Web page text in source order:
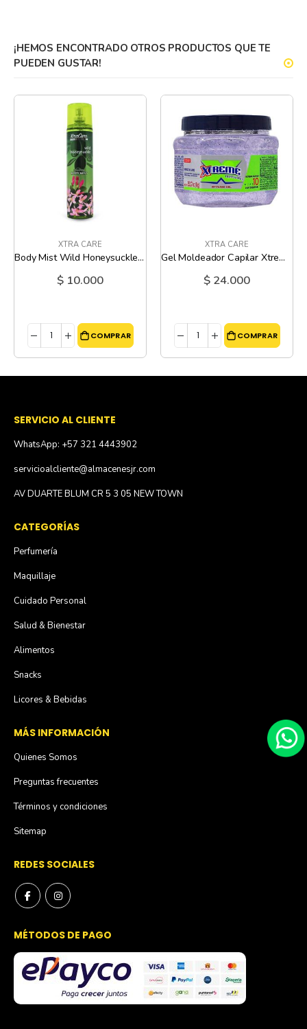
¡HEMOS ENCONTRADO OTROS PRODUCTOS QUE TE
PUEDEN GUSTAR!
XTRA CARE
Body Mist Wild Honeysuckle Refrescante - 7 Oz
$ 10.000
COMPRAR
XTRA CARE
Gel Moldeador Capilar Xtreme Profesional - 35.28 Oz
$ 24.000
COMPRAR
SERVICIO AL CLIENTE
WhatsApp: +57 321 4443902
servicioalcliente@almacenesjr.com
AV DUARTE BLUM CR 5 3 05 NEW TOWN
CATEGORÍAS
Perfumería
Maquillaje
Cuidado Personal
Salud & Bienestar
Alimentos
Snacks
Licores & Bebidas
MÁS INFORMACIÓN
Quienes Somos
Preguntas frecuentes
Términos y condiciones
Sitemap
REDES SOCIALES
MÉTODOS DE PAGO